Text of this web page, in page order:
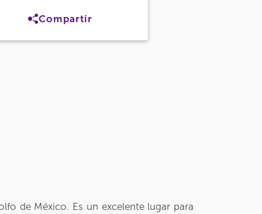
Compartir
de México. Es un excelente lugar para